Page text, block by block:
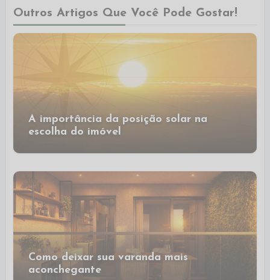
Outros Artigos Que Você Pode Gostar!
A importância da posição solar na
escolha do imóvel
Como deixar sua varanda mais
aconchegante